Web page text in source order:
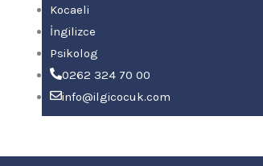
Kocaeli
İngilizce
Psikolog
0262 324 70 00
info@ilgicocuk.com